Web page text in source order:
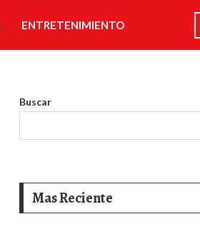
ENTRETENIMIENTO
Buscar
Mas Reciente